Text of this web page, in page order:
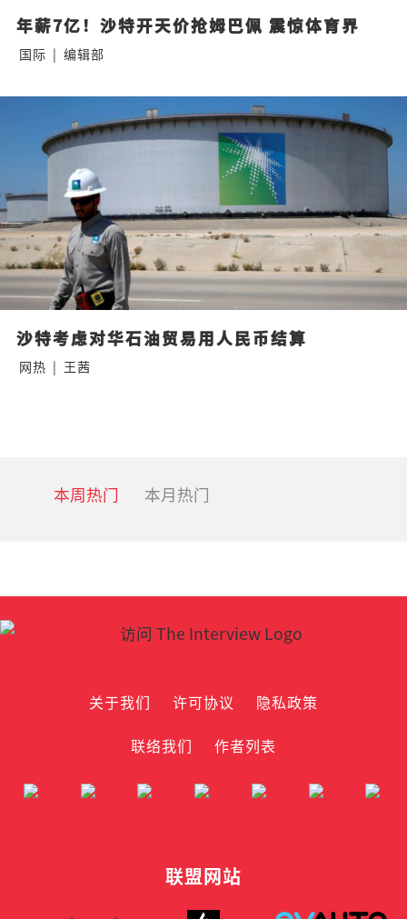
年薪7亿！沙特开天价抢姆巴佩 震惊体育界
国际 | 编辑部
沙特考虑对华石油贸易用人民币结算
网热 | 王茜
本周热门 本月热门
关于我们 许可协议
隐私政策
联络我们
作者列表
联盟网站